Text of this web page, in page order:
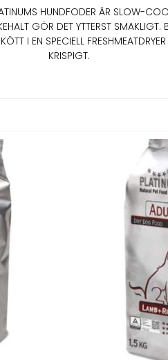
HUNDFODER ÄR SLOW-
GÖR DET YTTERST
I EN SPECIELL
KRISPIGT.